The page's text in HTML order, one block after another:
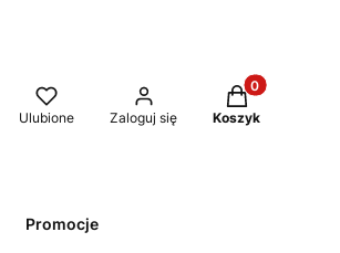
Ulubione Zaloguj się
Produkty w
Koszyk
Promocje